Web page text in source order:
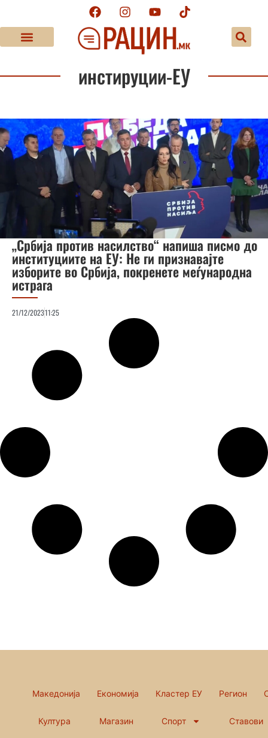
инстируции-ЕУ
„Србија против насилство“ напиша писмо до
институциите на ЕУ: Не ги признавајте
изборите во Србија, покренете меѓународна
истрага
21/12/202311:25
Македонија Економија Кластер ЕУ Регион
Култура Магазин Спорт Ставови